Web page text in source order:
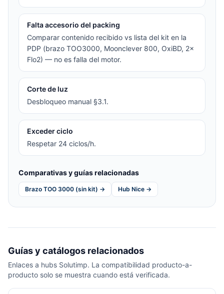
Falta accesorio del packing
Comparar contenido recibido vs lista del kit en la
PDP (brazo TOO3000, Moonclever 800, OxiBD, 2×
Flo2) — no es falla del motor.
Corte de luz
Desbloqueo manual §3.1.
Exceder ciclo
Respetar 24 ciclos/h.
Comparativas y guías relacionadas
Brazo TOO 3000 (sin kit) → Hub Nice →
Guías y catálogos relacionados
Enlaces a hubs Solutimp. La compatibilidad producto-a-
producto solo se muestra cuando está verificada.